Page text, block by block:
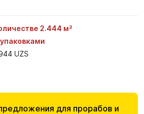
2.444 м²
UZS
для прорабов и